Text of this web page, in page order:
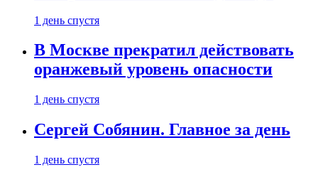
1 день спустя
В Москве прекратил действовать
оранжевый уровень опасности
1 день спустя
Сергей Собянин. Главное за день
1 день спустя